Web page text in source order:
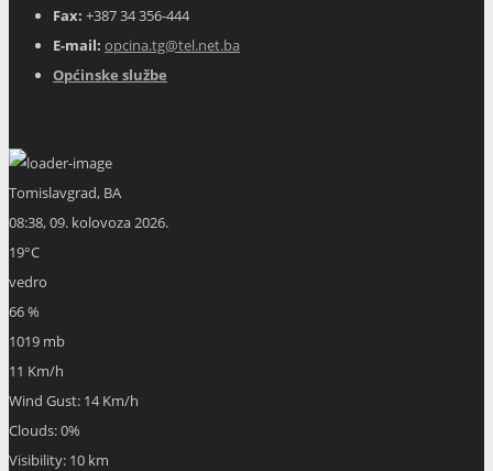
Fax: +387 34 356-444
E-mail: opcina.tg@tel.net.ba
Općinske službe
Tomislavgrad, BA
08:38,09. kolovoza 2026.
19°C
vedro
66 %
1019 mb
11 Km/h
Wind Gust: 14 Km/h
Clouds:0%
Visibility: 10 km